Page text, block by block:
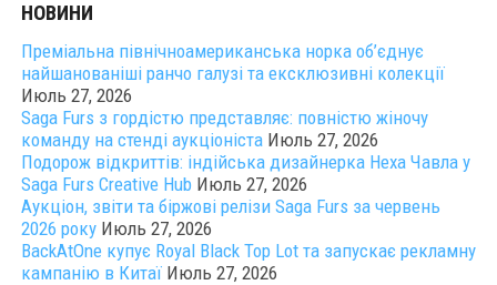
НОВИНИ
Преміальна північноамериканська норка об’єднує
найшанованіші ранчо галузі та ексклюзивні колекції
Июль 27, 2026
Saga Furs з гордістю представляє: повністю жіночу
команду на стенді аукціоніста Июль 27, 2026
Подорож відкриттів: індійська дизайнерка Неха Чавла у
Saga Furs Creative Hub Июль 27, 2026
Аукціон, звіти та біржові релізи Saga Furs за червень
2026 року Июль 27, 2026
BackAtOne купує Royal Black Top Lot та запускає рекламну
кампанію в Китаї Июль 27, 2026